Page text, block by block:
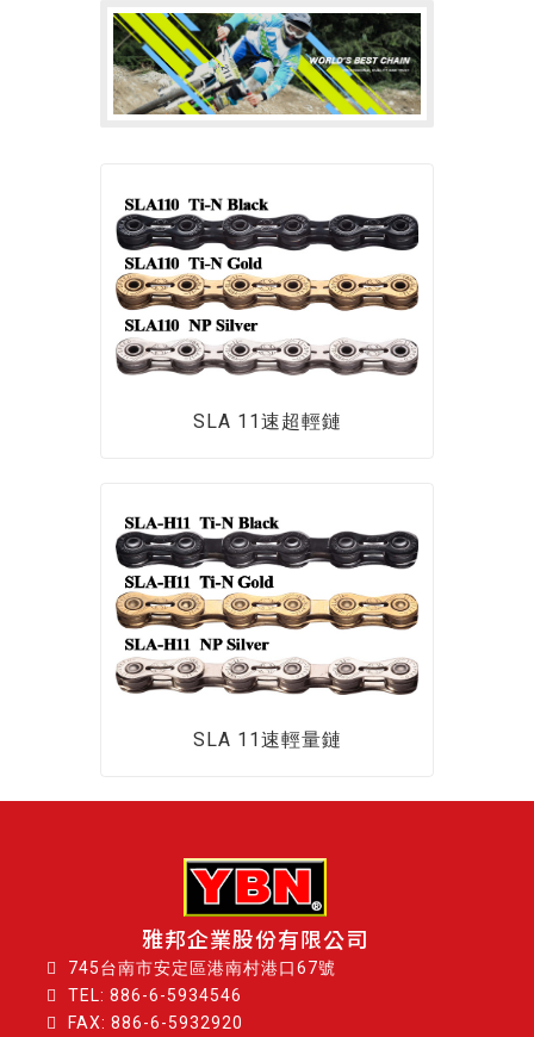
SLA 11速超輕鏈
SLA 11速輕量鏈
雅邦企業股份有限公司
745台南市安定區港南村港口67號
TEL:886-6-5934546
FAX: 886-6-5932920